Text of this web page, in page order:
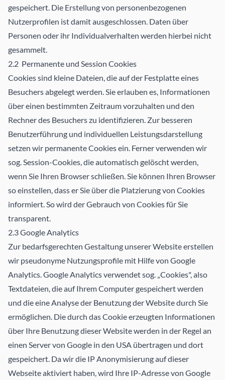
gespeichert. Die Erstellung von personenbezogenen
Nutzerprofilen ist damit ausgeschlossen. Daten über
Personen oder ihr Individualverhalten werden hierbei nicht
gesammelt.
2.2 Permanente und Session Cookies
Cookies sind kleine Dateien, die auf der Festplatte eines
Besuchers abgelegt werden. Sie erlauben es, Informationen
über einen bestimmten Zeitraum vorzuhalten und den
Rechner des Besuchers zu identifizieren. Zur besseren
Benutzerführung und individuellen Leistungsdarstellung
setzen wir permanente Cookies ein. Ferner verwenden wir
sog. Session-Cookies, die automatisch gelöscht werden,
wenn Sie Ihren Browser schließen. Sie können Ihren Browser
so einstellen, dass er Sie über die Platzierung von Cookies
informiert. So wird der Gebrauch von Cookies für Sie
transparent.
2.3 Google Analytics
Zur bedarfsgerechten Gestaltung unserer Website erstellen
wir pseudonyme Nutzungsprofile mit Hilfe von Google
Analytics. Google Analytics verwendet sog. „Cookies", also
Textdateien, die auf Ihrem Computer gespeichert werden
und die eine Analyse der Benutzung der Website durch Sie
ermöglichen. Die durch das Cookie erzeugten Informationen
über Ihre Benutzung dieser Website werden in der Regel an
einen Server von Google in den USA übertragen und dort
gespeichert. Da wir die IP­ Anonymisierung auf dieser
Webseite aktiviert haben, wird Ihre IP-Adresse von Google